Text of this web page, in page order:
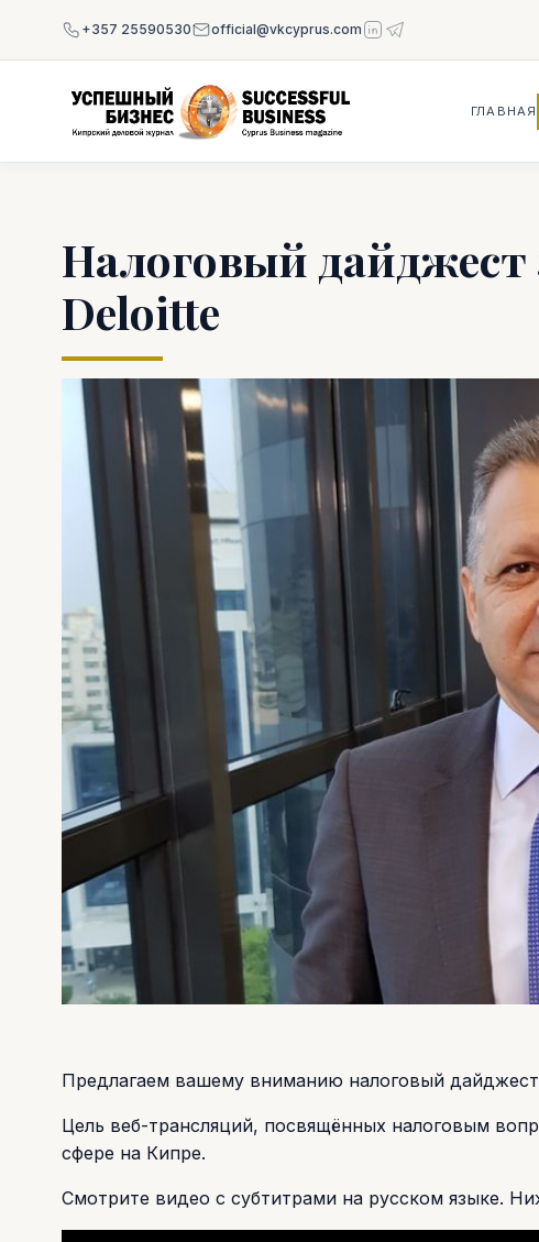
+357 25590530 official@vkcyprus.com
ГЛАВНАЯ
Налоговый
Deloitte
Предлагаем вашему вниманию налоговый
Цель веб-трансляций, посвящённых налоговым
сфере на Кипре.
Смотрите видео с субтитрами на русском языке.